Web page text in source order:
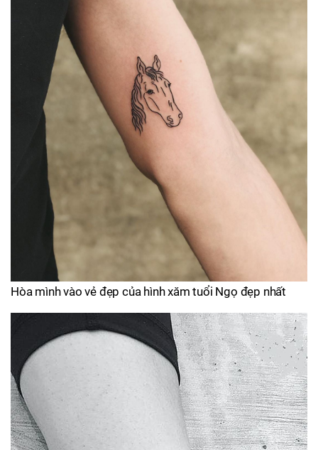
Hòa mình vào vẻ đẹp của hình xăm tuổi Ngọ đẹp nhất